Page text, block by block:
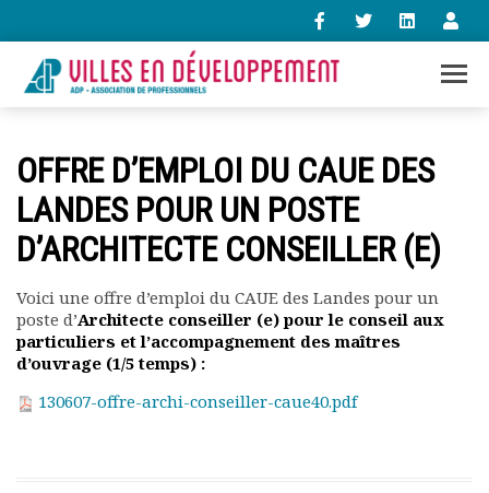
contact@villes-developpement.org
Accueil
Qui sommes-nous ?
Présentation vidéo
Le bureau
Statuts de l’association
Vie de l’association
OFFRE D’EMPLOI DU CAUE DES
LANDES POUR UN POSTE
D’ARCHITECTE CONSEILLER (E)
Voici une offre d’emploi du CAUE des Landes pour un
poste d’Architecte conseiller (e) pour le conseil aux
particuliers et l’accompagnement des maîtres
d’ouvrage (1/5 temps) :
130607-offre-archi-conseiller-caue40.pdf